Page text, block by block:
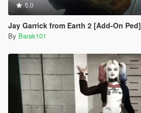
5.0
Jay Garrick from Earth 2 [Add-On Ped]
By Barak101